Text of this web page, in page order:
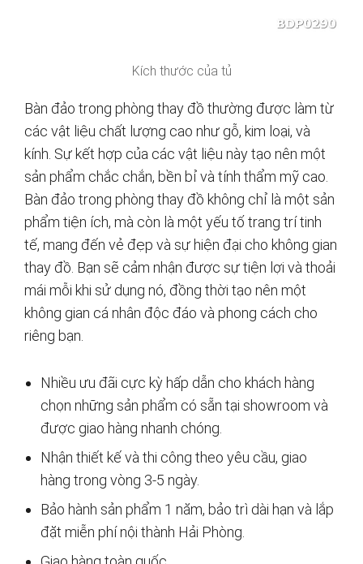
Kích thước của tủ
Bàn đảo trong phòng thay đồ thường được làm từ
các vật liệu chất lượng cao như gỗ, kim loại, và
kính. Sự kết hợp của các vật liệu này tạo nên một
sản phẩm chắc chắn, bền bỉ và tính thẩm mỹ cao.
Bàn đảo trong phòng thay đồ không chỉ là một sản
phẩm tiện ích, mà còn là một yếu tố trang trí tinh
tế, mang đến vẻ đẹp và sự hiện đại cho không gian
thay đồ. Bạn sẽ cảm nhận được sự tiện lợi và thoải
mái mỗi khi sử dụng nó, đồng thời tạo nên một
không gian cá nhân độc đáo và phong cách cho
riêng bạn.
Nhiều ưu đãi cực kỳ hấp dẫn cho khách hàng
chọn những sản phẩm có sẵn tại showroom và
được giao hàng nhanh chóng.
Nhận thiết kế và thi công theo yêu cầu, giao
hàng trong vòng 3-5 ngày.
Bảo hành sản phẩm 1 năm, bảo trì dài hạn và lắp
đặt miễn phí nội thành Hải Phòng.